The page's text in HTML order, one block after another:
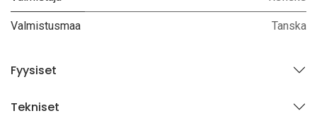
Valmistusmaa Tanska
Fyysiset
Tekniset